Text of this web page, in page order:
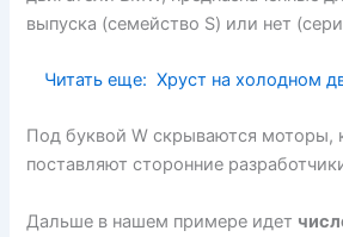
выпуска (семейство S) или нет
Читать еще: Хруст на холодном
Под буквой W скрываются моторы,
поставляют сторонние
Дальше в нашем примере идет